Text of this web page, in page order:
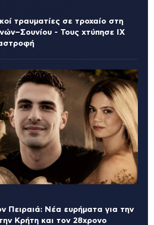
τραυματίες σε τροχαίο στη
- Τους χτύπησε ΙΧ
Πειραιά: Νέα ευρήματα για την
Κρήτη και τον 28χρονο